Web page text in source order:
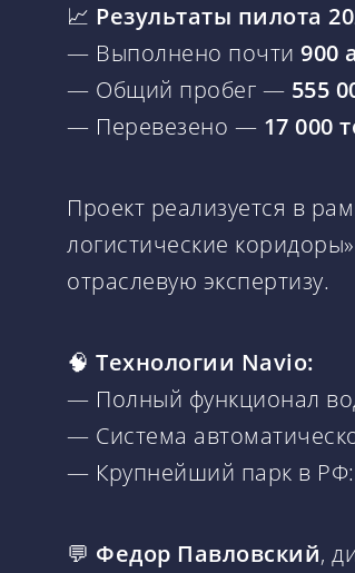
📈 Результаты пилота
— Выполнено почти 900
— Общий пробег — 555
— Перевезено — 17 000
Проект реализуется в
логистические
отраслевую экспертизу.
🧠 Технологии Navio:
— Полный функционал
— Система
— Крупнейший парк в РФ:
💬 Федор Павловский,